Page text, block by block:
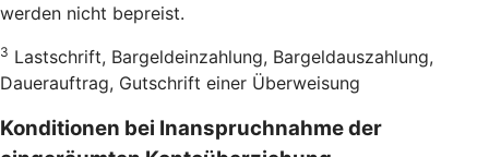
werden nicht bepreist.
3 Lastschrift, Bargeldeinzahlung, Bargeldauszahlung,
Dauerauftrag, Gutschrift einer Überweisung
Konditionen bei Inanspruchnahme der